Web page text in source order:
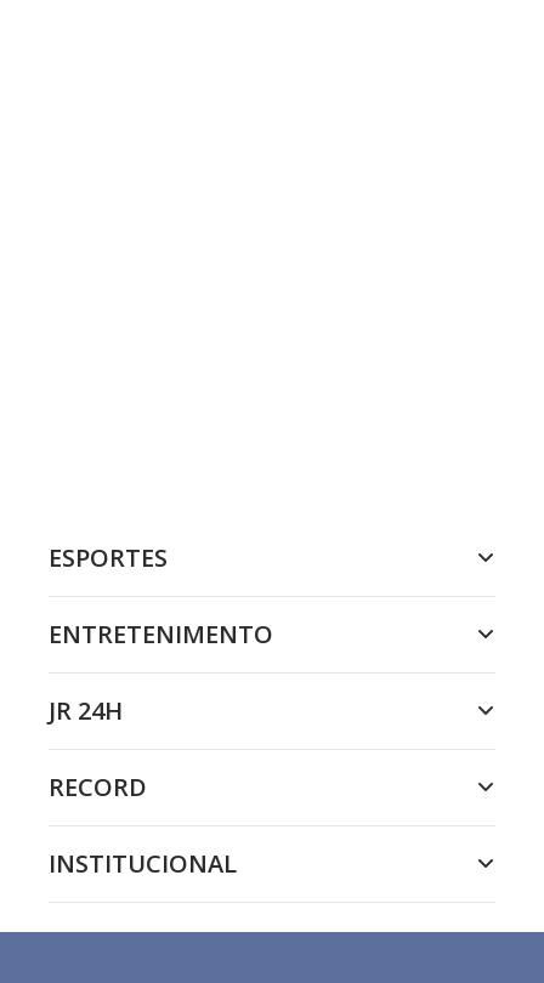
ESPORTES
ENTRETENIMENTO
JR 24H
RECORD
INSTITUCIONAL